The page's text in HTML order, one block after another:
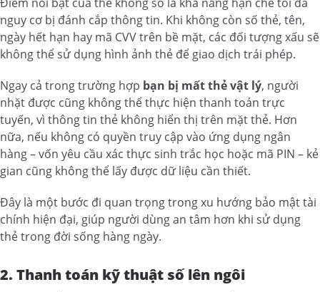
nguy cơ bị đánh cắp thông tin. Khi không còn số thẻ, tên,
ngày hết hạn hay mã CVV trên bề mặt, các đối tượng xấu sẽ
không thể sử dụng hình ảnh thẻ để giao dịch trái phép.
Ngay cả trong trường hợp bạn bị mất thẻ vật lý, người
nhặt được cũng không thể thực hiện thanh toán trực
tuyến, vì thông tin thẻ không hiển thị trên mặt thẻ. Hơn
nữa, nếu không có quyền truy cập vào ứng dụng ngân
hàng – vốn yêu cầu xác thực sinh trắc học hoặc mã PIN – kẻ
gian cũng không thể lấy được dữ liệu cần thiết.
Đây là một bước đi quan trọng trong xu hướng bảo mật tài
chính hiện đại, giúp người dùng an tâm hơn khi sử dụng
thẻ trong đời sống hàng ngày.
2. Thanh toán kỹ thuật số lên ngôi